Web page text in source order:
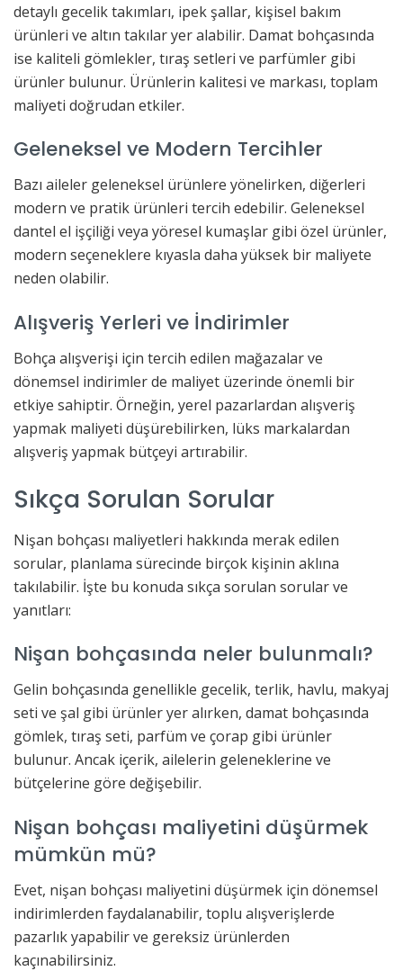
detaylı gecelik takımları, ipek şallar, kişisel bakım
ürünleri ve altın takılar yer alabilir. Damat bohçasında
ise kaliteli gömlekler, tıraş setleri ve parfümler gibi
ürünler bulunur. Ürünlerin kalitesi ve markası, toplam
maliyeti doğrudan etkiler.
Geleneksel ve Modern Tercihler
Bazı aileler geleneksel ürünlere yönelirken, diğerleri
modern ve pratik ürünleri tercih edebilir. Geleneksel
dantel el işçiliği veya yöresel kumaşlar gibi özel ürünler,
modern seçeneklere kıyasla daha yüksek bir maliyete
neden olabilir.
Alışveriş Yerleri ve İndirimler
Bohça alışverişi için tercih edilen mağazalar ve
dönemsel indirimler de maliyet üzerinde önemli bir
etkiye sahiptir. Örneğin, yerel pazarlardan alışveriş
yapmak maliyeti düşürebilirken, lüks markalardan
alışveriş yapmak bütçeyi artırabilir.
Sıkça Sorulan Sorular
Nişan bohçası maliyetleri hakkında merak edilen
sorular, planlama sürecinde birçok kişinin aklına
takılabilir. İşte bu konuda sıkça sorulan sorular ve
yanıtları:
Nişan bohçasında neler bulunmalı?
Gelin bohçasında genellikle gecelik, terlik, havlu, makyaj
seti ve şal gibi ürünler yer alırken, damat bohçasında
gömlek, tıraş seti, parfüm ve çorap gibi ürünler
bulunur. Ancak içerik, ailelerin geleneklerine ve
bütçelerine göre değişebilir.
Nişan bohçası maliyetini düşürmek
mümkün mü?
Evet, nişan bohçası maliyetini düşürmek için dönemsel
indirimlerden faydalanabilir, toplu alışverişlerde
pazarlık yapabilir ve gereksiz ürünlerden
kaçınabilirsiniz.